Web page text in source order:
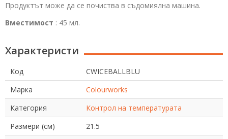
Продуктът може да се почиства в съдомиялна машина.
Вместимост : 45 мл.
Характеристи
Код
CWICEBALLBLU
Марка
Colourworks
Категория
Контрол на температурата
Размери (см)
21.5